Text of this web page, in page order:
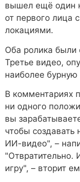
вышел ещё один
от первого лица
локациями.
Оба ролика
Третье видео,
наиболее
В комментариях
ни одного
вы
чтобы создавать
ИИ-видео", –
"Отвратительно.
игру", – вторит